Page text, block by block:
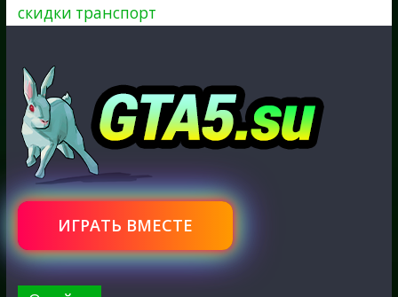
скидки транспорт
ИГРАТЬ ВМЕСТЕ